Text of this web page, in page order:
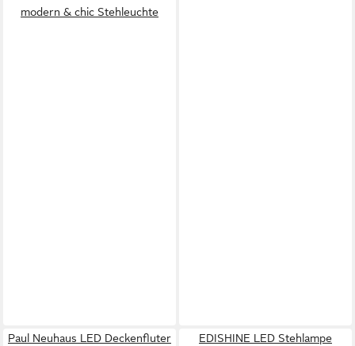
modern & chic Stehleuchte
Paul Neuhaus LED Deckenfluter
EDISHINE LED Stehlampe